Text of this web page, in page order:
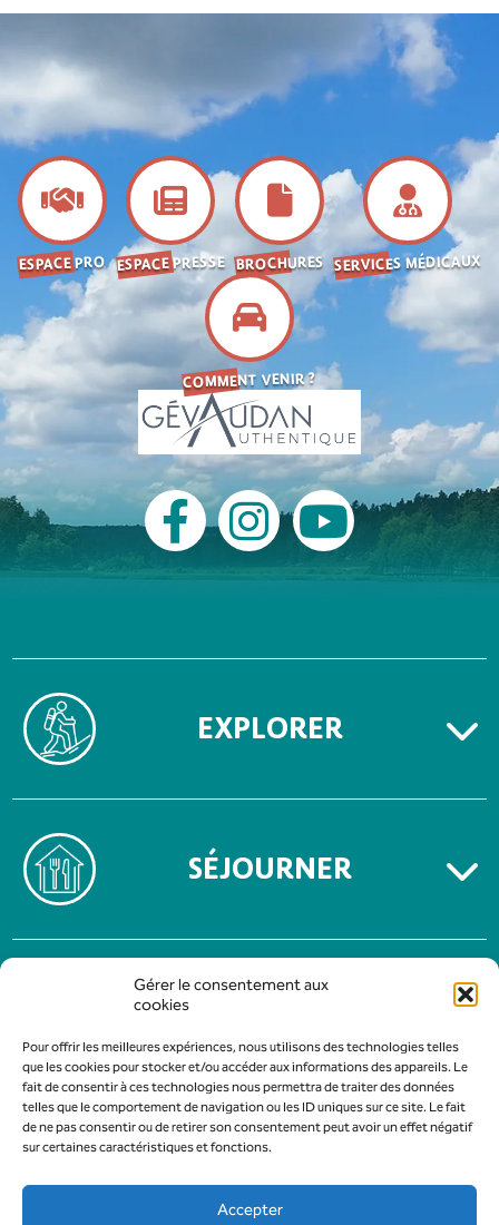
Gérer le consentement aux
cookies
Pour offrir les meilleures expériences, nous utilisons des technologies telles
que les cookies pour stocker et/ou accéder aux informations des appareils. Le
fait de consentir à ces technologies nous permettra de traiter des données
telles que le comportement de navigation ou les ID uniques sur ce site. Le fait
de ne pas consentir ou de retirer son consentement peut avoir un effet négatif
sur certaines caractéristiques et fonctions.
Accepter
ESPACE PRO ESPACE PRESSE BROCHURES SERVICES MÉDICAUX
COMMENT VENIR ?
EXPLORER
SÉJOURNER
MENTIONS LÉGALES
POLITIQUE DE CONFIDENTIALITÉ